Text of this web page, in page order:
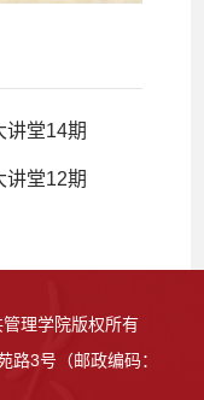
讲堂14期
讲堂12期
理学院版权所有
路3号（邮政编码：